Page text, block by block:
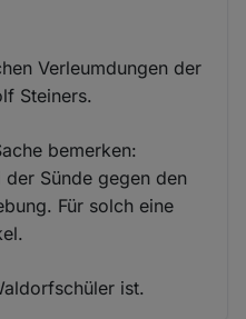
Verleumdungen der
Steiners.
bemerken:
Sünde gegen den
Für solch eine
ist.